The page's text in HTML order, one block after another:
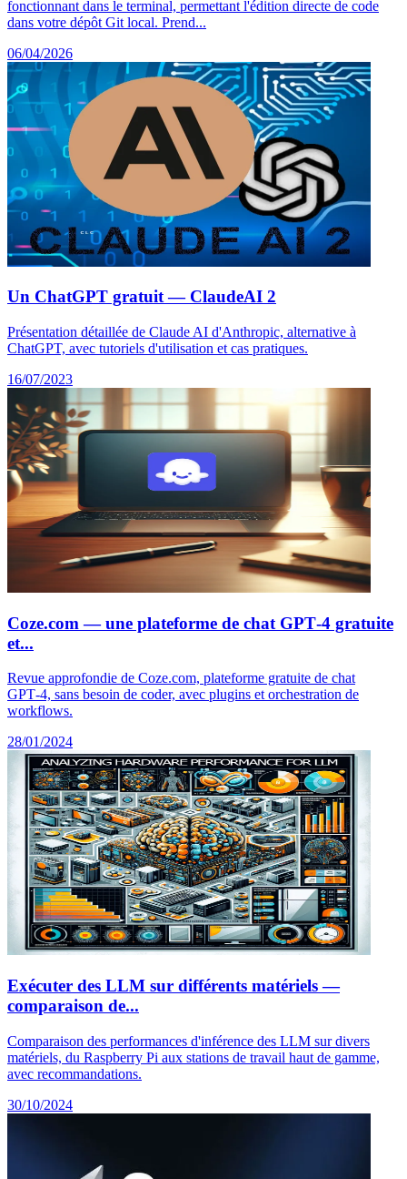
fonctionnant dans le terminal, permettant l'édition directe de code
dans votre dépôt Git local. Prend...
06/04/2026
Un ChatGPT gratuit — ClaudeAI 2
Présentation détaillée de Claude AI d'Anthropic, alternative à
ChatGPT, avec tutoriels d'utilisation et cas pratiques.
16/07/2023
Coze.com — une plateforme de chat GPT‑4 gratuite
et...
Revue approfondie de Coze.com, plateforme gratuite de chat
GPT‑4, sans besoin de coder, avec plugins et orchestration de
workflows.
28/01/2024
Exécuter des LLM sur différents matériels —
comparaison de...
Comparaison des performances d'inférence des LLM sur divers
matériels, du Raspberry Pi aux stations de travail haut de gamme,
avec recommandations.
30/10/2024